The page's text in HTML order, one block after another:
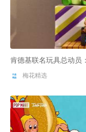
肯德基联名玩具总动员
梅花精选